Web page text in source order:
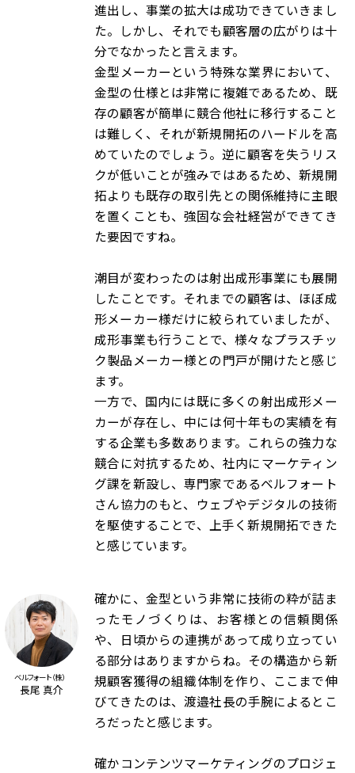
進出し、事業の拡大は成功できていきまし
た。しかし、それでも顧客層の広がりは十
分でなかったと言えます。
金型メーカーという特殊な業界において、
金型の仕様とは非常に複雑であるため、既
存の顧客が簡単に競合他社に移行すること
は難しく、それが新規開拓のハードルを高
めていたのでしょう。逆に顧客を失うリス
クが低いことが強みではあるため、新規開
拓よりも既存の取引先との関係維持に主眼
を置くことも、強固な会社経営ができてき
た要因ですね。
潮目が変わったのは射出成形事業にも展開
したことです。それまでの顧客は、ほぼ成
形メーカー様だけに絞られていましたが、
成形事業も行うことで、様々なプラスチッ
ク製品メーカー様との門戸が開けたと感じ
ます。
一方で、国内には既に多くの射出成形メー
カーが存在し、中には何十年もの実績を有
する企業も多数あります。これらの強力な
競合に対抗するため、社内にマーケティン
グ課を新設し、専門家であるベルフォート
さん協力のもと、ウェブやデジタルの技術
を駆使することで、上手く新規開拓できた
と感じています。
ベルフォート（株）
長尾 真介
確かに、金型という非常に技術の粋が詰ま
ったモノづくりは、お客様との信頼関係
や、日頃からの連携があって成り立ってい
る部分はありますからね。その構造から新
規顧客獲得の組織体制を作り、ここまで伸
びてきたのは、渡邉社長の手腕によるとこ
ろだったと感じます。
確かコンテンツマーケティングのプロジェ